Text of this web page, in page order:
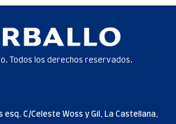
Todos los derechos reservados.
esq. C/Celeste Woss y Gil, La Castellana,